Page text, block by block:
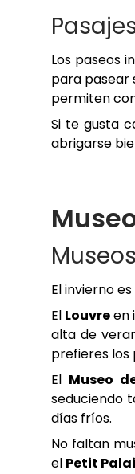
Los paseos
para pasear
permiten
Si te gusta
abrigarse
El invierno
El Louvreen
alta de
prefieres los
El Museo
seduciendo
días fríos.
No faltan
el Petit